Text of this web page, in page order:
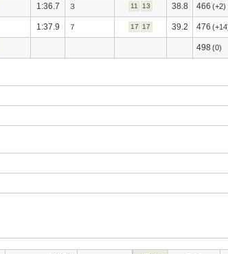
1:36.7 ３ 11 13 38.8 466 (+2)
1:37.9 ７ 17 17 39.2 476
498 (0)